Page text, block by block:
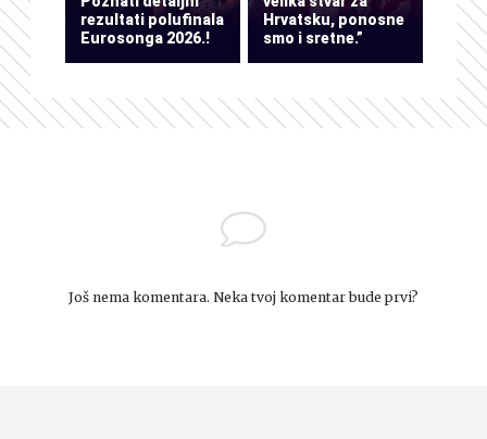
rezultati polufinala
Eurosonga 2026.!
Hrvatsku, ponosne
smo i sretne.”
Još nema komentara. Neka tvoj komentar bude prvi?